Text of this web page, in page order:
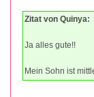
Zitat von Quinya:
Ja alles gute!!
Mein Sohn ist